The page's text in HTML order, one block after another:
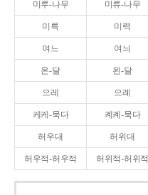
미루-나무 미류-나무
미륵 미력
여느 여늬
온-달 왼-달
으레 으례
케케-묵다 켸켸-묵다
허우대 허위대
허우적-허우적 허위적-허위적